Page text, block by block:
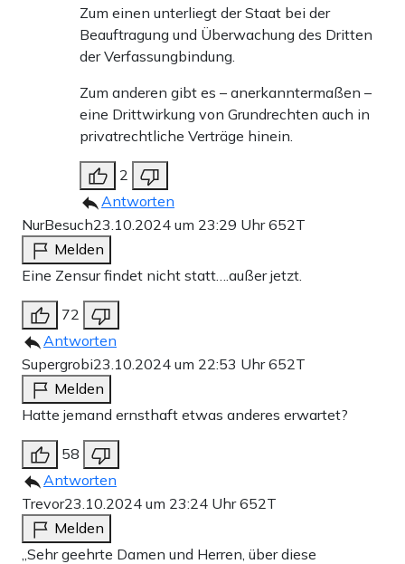
Zum einen unterliegt der Staat bei der
Beauftragung und Überwachung des Dritten
der Verfassungbindung.
Zum anderen gibt es – anerkanntermaßen –
eine Drittwirkung von Grundrechten auch in
privatrechtliche Verträge hinein.
2
Antworten
NurBesuch23.10.2024 um 23:29 Uhr652T
Melden
Eine Zensur findet nicht statt….außer jetzt.
72
Antworten
Supergrobi23.10.2024 um 22:53 Uhr652T
Melden
Hatte jemand ernsthaft etwas anderes erwartet?
58
Antworten
Trevor23.10.2024 um 23:24 Uhr652T
Melden
„Sehr geehrte Damen und Herren, über diese